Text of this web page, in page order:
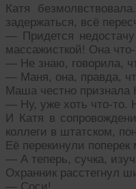
Катя
задержаться, всё
— Придется
массажисткой! Она
— Не знаю, говорила,
— Маня, она, правда,
Маша честно
— Ну, уже хоть что-то.
И Катя в
коллеги в штатском,
Её перекинули поперек
— А теперь, сучка,
Охранник расстегнул